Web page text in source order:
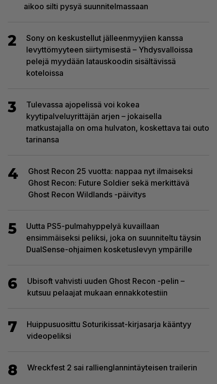
aikoo silti pysyä suunnitelmassaan
2
Sony on keskustellut jälleenmyyjien kanssa
levyttömyyteen siirtymisestä – Yhdysvalloissa
pelejä myydään latauskoodin sisältävissä
koteloissa
3
Tulevassa ajopelissä voi kokea
kyytipalveluyrittäjän arjen – jokaisella
matkustajalla on oma hulvaton, koskettava tai outo
tarinansa
4
Ghost Recon 25 vuotta: nappaa nyt ilmaiseksi
Ghost Recon: Future Soldier sekä merkittävä
Ghost Recon Wildlands -päivitys
5
Uutta PS5-pulmahyppelyä kuvaillaan
ensimmäiseksi peliksi, joka on suunniteltu täysin
DualSense-ohjaimen kosketuslevyn ympärille
6
Ubisoft vahvisti uuden Ghost Recon -pelin –
kutsuu pelaajat mukaan ennakkotestiin
7
Huippusuosittu Soturikissat-kirjasarja kääntyy
videopeliksi
8 Wreckfest 2 sai rallienglannintäyteisen trailerin